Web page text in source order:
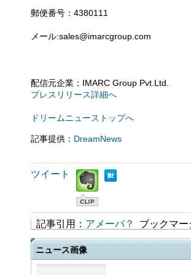
郵便番号：4380111
メール:sales@imarcgroup.com
配信元企業：IMARC Group Pvt.Ltd.
プレスリリース詳細へ
ドリームニューストップへ
記事提供： DreamNews
ツイート
記事引用： アメーバ？ ブックマー
ニュース画像